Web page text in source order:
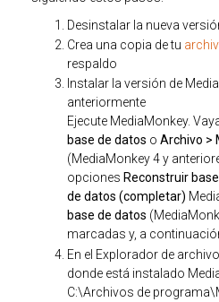
Desinstalar la nueva
Crea una copia de tu
respaldo
Instalar la versión de
anteriormente
Ejecute MediaMonkey.
base de datos o Archivo >
(MediaMonkey 4 y
opciones Reconstruir
de datos (completar)
base de datos
marcadas y, a
En el Explorador de
donde está instalado
C:\Archivos de